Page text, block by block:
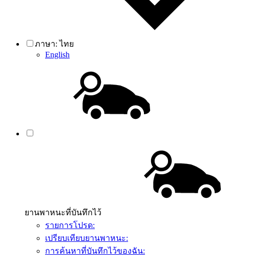
ภาษา:ไทย
English
ยานพาหนะที่บันทึกไว้
รายการโปรด:
เปรียบเทียบยานพาหนะ:
การค้นหาที่บันทึกไว้ของฉัน: